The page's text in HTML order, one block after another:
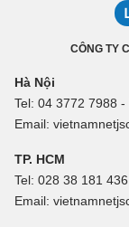
CÔNG TY
Hà Nội
Tel: 04 3772 7988
Email:
TP. HCM
Tel: 028 38 181
Email: